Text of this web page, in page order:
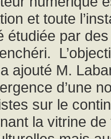
et toute
étudiée par des
ajouté M.
d’une
sur le
la vitrine de